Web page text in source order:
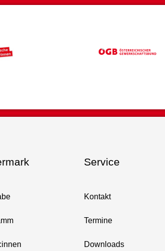
Service
Kontakt
Termine
Downloads